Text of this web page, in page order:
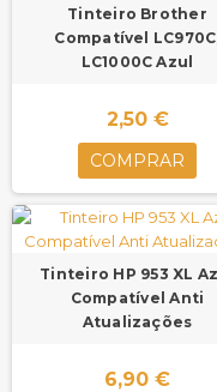
Tinteiro Brother
Compatível
LC1000C Azul
2,50 €
COMPRAR
Tinteiro HP 953 XL
Compatível Anti
Atualizações
6,90 €